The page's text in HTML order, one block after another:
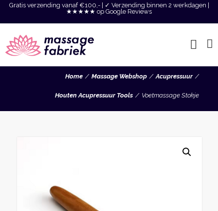
Gratis verzending vanaf €100,- | ✓ Verzending binnen 2 werkdagen |
★★★★★ op Google Reviews
Home Massage Webshop Acupressuur
Houten Acupressuur Tools Voetmassage Stokje